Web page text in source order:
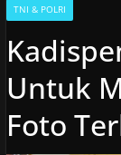
TNI & POLRI
Untuk
Foto